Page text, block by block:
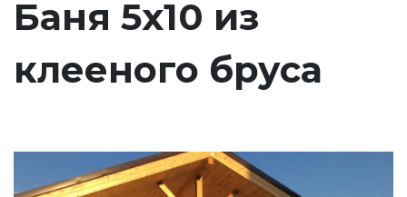
Баня 5х10 из
клееного бруса